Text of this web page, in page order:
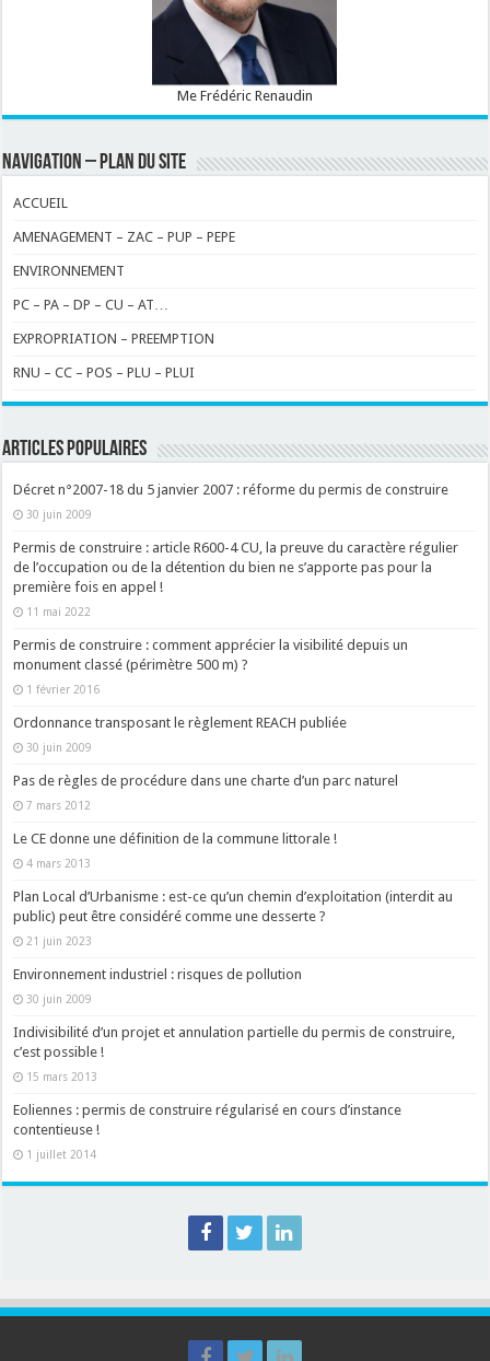
Me Frédéric Renaudin
NAVIGATION – PLAN DU SITE
ACCUEIL
AMENAGEMENT – ZAC – PUP – PEPE
ENVIRONNEMENT
PC – PA – DP – CU – AT…
EXPROPRIATION – PREEMPTION
RNU – CC – POS – PLU – PLUI
ARTICLES POPULAIRES
Décret n°2007-18 du 5 janvier 2007 : réforme du permis de construire
30 juin 2009
Permis de construire : article R600-4 CU, la preuve du caractère régulier
de l’occupation ou de la détention du bien ne s’apporte pas pour la
première fois en appel !
11 mai 2022
Permis de construire : comment apprécier la visibilité depuis un
monument classé (périmètre 500 m) ?
1 février 2016
Ordonnance transposant le règlement REACH publiée
30 juin 2009
Pas de règles de procédure dans une charte d’un parc naturel
7 mars 2012
Le CE donne une définition de la commune littorale !
4 mars 2013
Plan Local d’Urbanisme : est-ce qu’un chemin d’exploitation (interdit au
public) peut être considéré comme une desserte ?
21 juin 2023
Environnement industriel : risques de pollution
30 juin 2009
Indivisibilité d’un projet et annulation partielle du permis de construire,
c’est possible !
15 mars 2013
Eoliennes : permis de construire régularisé en cours d’instance
contentieuse !
1 juillet 2014